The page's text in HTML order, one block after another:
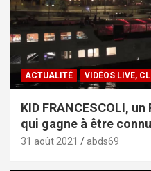
ACTUALITÉ VIDÉOS LIVE,
KID FRANCESCOLI,
qui gagne à être connu
31 août 2021 abds69